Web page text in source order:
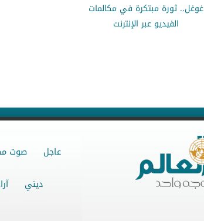
غوغل.. ثورة مبتكرة في مكالمات
الفيديو عبر الإنترنت
عاجل صوت
ديني